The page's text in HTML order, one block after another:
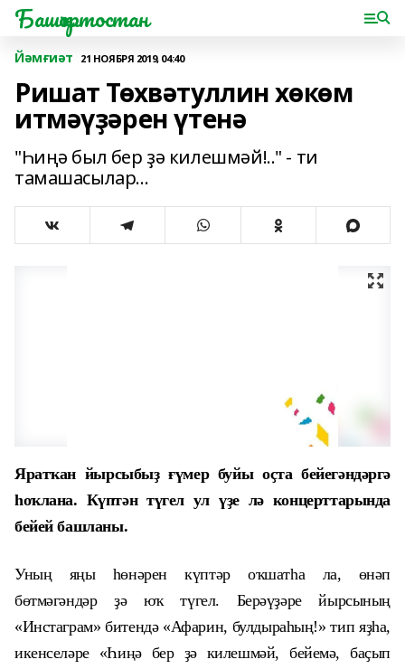
Башҡортостан
Йәмғиәт 21 НОЯБРЯ 2019, 04:40
Ришат Төхвәтуллин хөкөм
итмәүҙәрен үтенә
"Һиңә был бер ҙә килешмәй!.." - ти
тамашасылар...
Яратҡан йырсыбыҙ ғүмер буйы оҫта бейегәндәргә
һоҡлана. Күптән түгел ул үҙе лә концерттарында
бейей башланы.
Уның яңы һөнәрен күптәр оҡшатһа ла, өнәп
бөтмәгәндәр ҙә юҡ түгел. Берәүҙәре йырсының
«Инстаграм» битендә «Афарин, булдыраһың!» тип яҙһа,
икенселәре «Һиңә бер ҙә килешмәй, бейемә, баҫып